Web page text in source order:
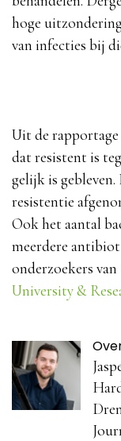
hoge
van infecties bij
Uit de
dat resistent is
gelijk is
resistentie
Ook het aantal
meerdere
onderzoekers
University &